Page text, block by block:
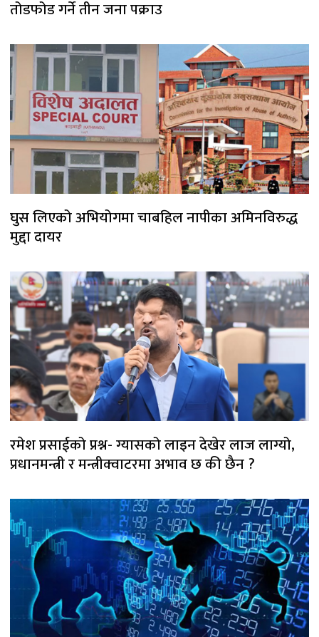
तोडफोड गर्ने तीन जना पक्राउ
घुस लिएको अभियोगमा चाबहिल नापीका अमिनविरुद्ध
मुद्दा दायर
रमेश प्रसाईको प्रश्न- ग्यासको लाइन देखेर लाज लाग्यो,
प्रधानमन्त्री र मन्त्रीक्वाटरमा अभाव छ की छैन ?